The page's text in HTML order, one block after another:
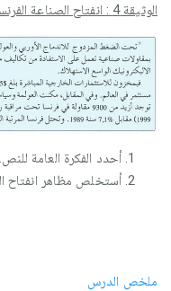
الوثيقة 4 : انفتاح الصناعة الفرنسية على الخارج
أحدد الفكرة العامة للنص.
أستخلص مظاهر انفتاح
ملخص الدرس